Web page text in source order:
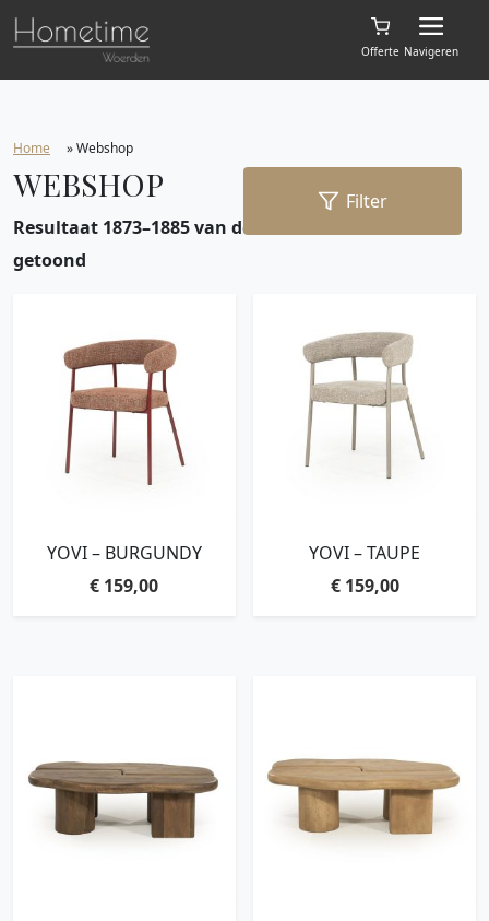
Offerte Navigeren
Home »Webshop
WEBSHOP
Filter
Resultaat 1873–1885 van de 1885 resultaten wordt
getoond
YOVI – BURGUNDY
€ 159,00
YOVI – TAUPE
€159,00